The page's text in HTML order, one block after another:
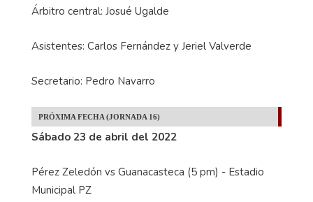
Árbitro central: Josué Ugalde
Asistentes: Carlos Fernández y Jeriel Valverde
Secretario: Pedro Navarro
PRÓXIMA FECHA (JORNADA 16)
Sábado 23 de abril del 2022
Pérez Zeledón vs Guanacasteca (5 pm) - Estadio
Municipal PZ